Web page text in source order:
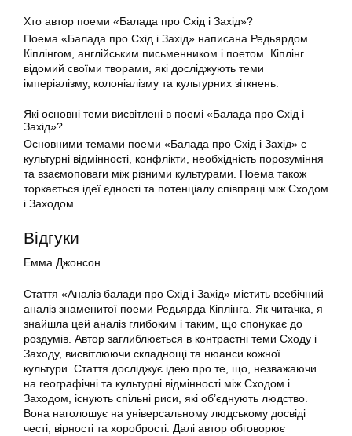
Хто автор поеми «Балада про Схід і Захід»?
Поема «Балада про Схід і Захід» написана Редьярдом
Кіплінгом, англійським письменником і поетом. Кіплінг
відомий своїми творами, які досліджують теми
імперіалізму, колоніалізму та культурних зіткнень.
Які основні теми висвітлені в поемі «Балада про Схід і
Захід»?
Основними темами поеми «Балада про Схід і Захід» є
культурні відмінності, конфлікти, необхідність порозуміння
та взаємоповаги між різними культурами. Поема також
торкається ідеї єдності та потенціалу співпраці між Сходом
і Заходом.
Відгуки
Емма Джонсон
Стаття «Аналіз балади про Схід і Захід» містить всебічний
аналіз знаменитої поеми Редьярда Кіплінга. Як читачка, я
знайшла цей аналіз глибоким і таким, що спонукає до
роздумів. Автор заглиблюється в контрастні теми Сходу і
Заходу, висвітлюючи складнощі та нюанси кожної
культури. Стаття досліджує ідею про те, що, незважаючи
на географічні та культурні відмінності між Сходом і
Заходом, існують спільні риси, які об’єднують людство.
Вона наголошує на універсальному людському досвіді
честі, вірності та хоробрості. Далі автор обговорює